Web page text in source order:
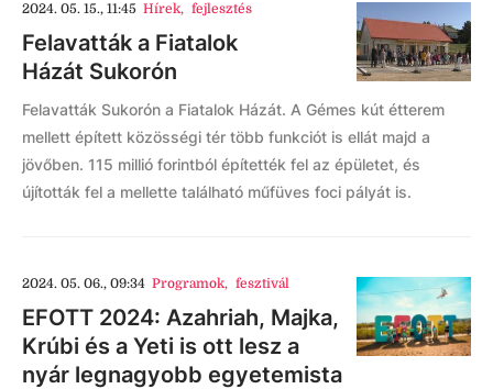
2024. 05. 15., 11:45 Hírek, fejlesztés
Felavatták a Fiatalok
Házát Sukorón
Felavatták Sukorón a Fiatalok Házát. A Gémes kút étterem
mellett épített közösségi tér több funkciót is ellát majd a
jövőben. 115 millió forintból építették fel az épületet, és
újították fel a mellette található műfüves foci pályát is.
2024. 05. 06., 09:34 Programok, fesztivál
EFOTT 2024: Azahriah, Majka,
Krúbi és a Yeti is ott lesz a
nyár legnagyobb egyetemista